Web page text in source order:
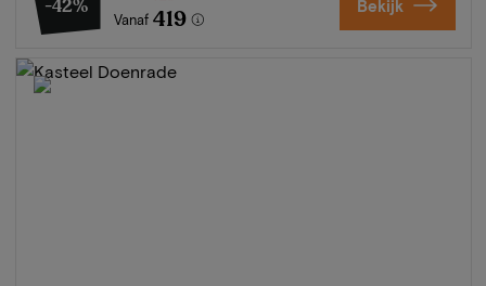
-42%
Vanaf 419 Bekijk